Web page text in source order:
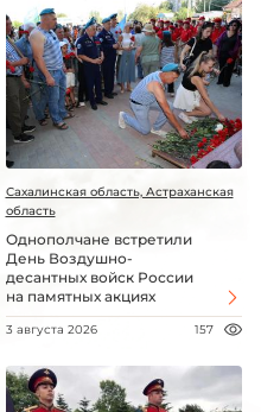
Сахалинская область, Астраханская
область
Однополчане встретили
День Воздушно-
десантных войск России
на памятных акциях
3 августа 2026 157